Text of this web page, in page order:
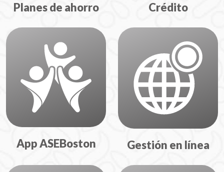
Planes de ahorro Crédito
App ASEBoston Gestión en línea